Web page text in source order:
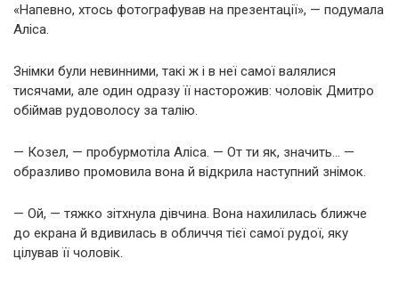
«Напевно, хтось фотографував на презентації», — подумала
Аліса.
Знімки були невинними, такі ж і в неї самої валялися
тисячами, але один одразу її насторожив: чоловік Дмитро
обіймав рудоволосу за талію.
— Козел, — пробурмотіла Аліса. — От ти як, значить… —
образливо промовила вона й відкрила наступний знімок.
— Ой, — тяжко зітхнула дівчина. Вона нахилилась ближче
до екрана й вдивилась в обличчя тієї самої рудої, яку
цілував її чоловік.